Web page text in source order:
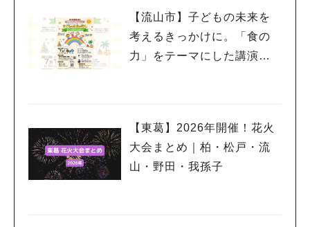
【流山市】子どもの未来を
考えるきっかけに。「食の
力」をテーマにした講演会
【東葛】2026年開催！花火
大会まとめ｜柏・松戸・流
山・野田・我孫子
人気のキーワード
#ラーメン#ショッピング#カフェ